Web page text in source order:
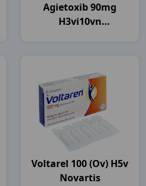
Agietoxib 90mg
H3vi10vn
Voltarel 100 (ov) H5v
Novartis